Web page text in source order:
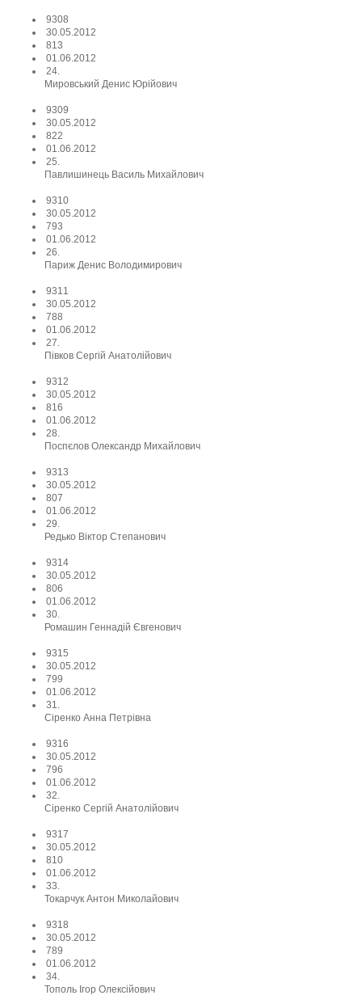
9308
30.05.2012
813
01.06.2012
24.
Мировський Денис Юрійович
9309
30.05.2012
822
01.06.2012
25.
Павлишинець Василь Михайлович
9310
30.05.2012
793
01.06.2012
26.
Париж Денис Володимирович
9311
30.05.2012
788
01.06.2012
27.
Півков Сергій Анатолійович
9312
30.05.2012
816
01.06.2012
28.
Поспєлов Олександр Михайлович
9313
30.05.2012
807
01.06.2012
29.
Редько Віктор Степанович
9314
30.05.2012
806
01.06.2012
30.
Ромашин Геннадій Євгенович
9315
30.05.2012
799
01.06.2012
31.
Сіренко Анна Петрівна
9316
30.05.2012
796
01.06.2012
32.
Сіренко Сергій Анатолійович
9317
30.05.2012
810
01.06.2012
33.
Токарчук Антон Миколайович
9318
30.05.2012
789
01.06.2012
34.
Тополь Ігор Олексійович